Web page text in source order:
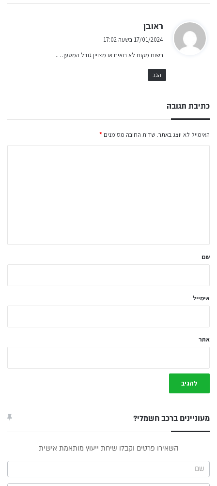
ראובן
ג
ב
17/01/2024 בשעה 17:02
בשום מקום לא רואים או מצויין גודל המטען….
הגב
כתיבת תגובה
האימייל לא יוצג באתר. שדות החובה מסומנים *
ל
שם
אימייל
אתר
מעוניינים ברכב חשמלי?
תפריט
צד
השאירו פרטים וקבלו שיחת ייעוץ מותאמת אישית